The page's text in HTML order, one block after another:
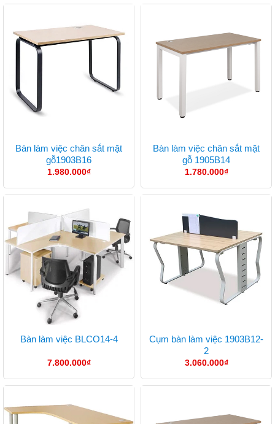
Bàn làm việc chân sắt mặt
gỗ1903B16
1.980.000₫
Bàn làm việc chân sắt mặt
gỗ 1905B14
1.780.000₫
Bàn làm việc BLCO14-4
7.800.000₫
Cụm bàn làm việc 1903B12-
2
3.060.000₫